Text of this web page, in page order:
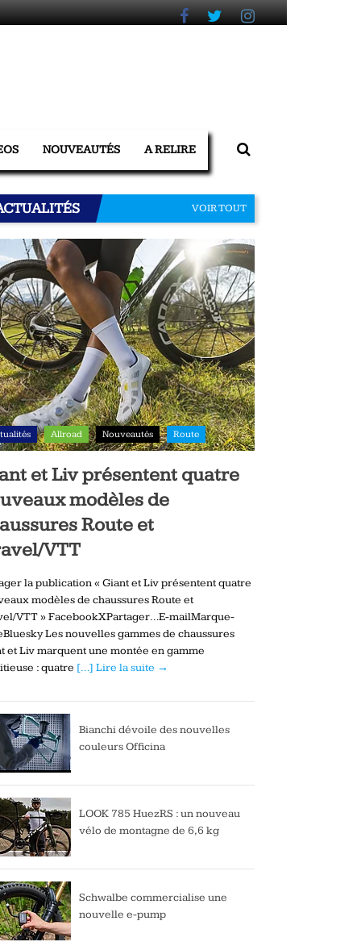
NOUVEAUTÉS A RELIRE
VOIR TOUT
Allroad Nouveautés Route
et Liv présentent quatre
modèles de
Route et
VTT
la publication « Giant et Liv présentent quatre
modèles de chaussures Route et
VTT » FacebookXPartager…E-mailMarque-
Les nouvelles gammes de chaussures
et Liv marquent une montée en gamme
: quatre […] Lire la suite →
Bianchi dévoile des nouvelles
couleurs Officina
LOOK 785 HuezRS : un nouveau
vélo de montagne de 6,6 kg
Schwalbe commercialise une
nouvelle e-pump